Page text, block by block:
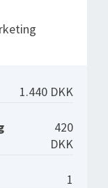
1.440 DKK
420
DKK
1